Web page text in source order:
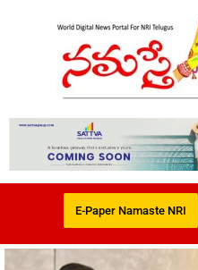
E-Paper Namaste NRI